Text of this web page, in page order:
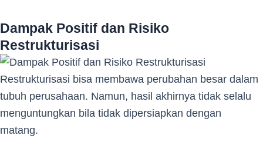
Dampak Positif dan Risiko
Restrukturisasi
Restrukturisasi bisa membawa perubahan besar dalam
tubuh perusahaan. Namun, hasil akhirnya tidak selalu
menguntungkan bila tidak dipersiapkan dengan
matang.